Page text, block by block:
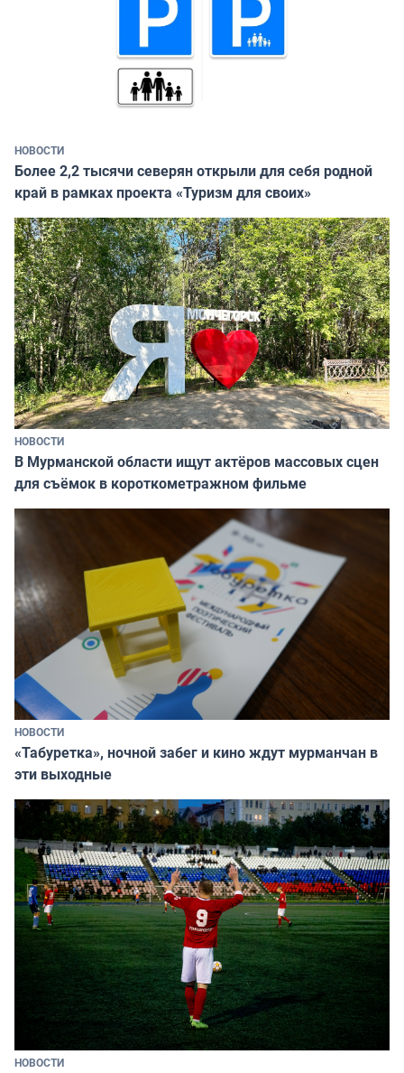
НОВОСТИ
Более 2,2 тысячи северян открыли для себя родной
край в рамках проекта «Туризм для своих»
НОВОСТИ
В Мурманской области ищут актёров массовых сцен
для съёмок в короткометражном фильме
НОВОСТИ
«Табуретка», ночной забег и кино ждут мурманчан в
эти выходные
НОВОСТИ